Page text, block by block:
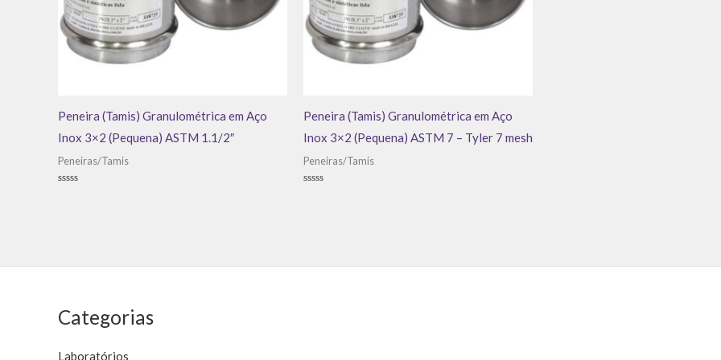
Peneira (Tamis) Granulométrica em Aço
Inox 3×2 (Pequena) ASTM 1.1/2″
Peneiras/Tamis
Peneira (Tamis) Granulométrica em Aço
Inox 3×2 (Pequena) ASTM 7 – Tyler 7 mesh
Peneiras/Tamis
Categorias
Laboratórios